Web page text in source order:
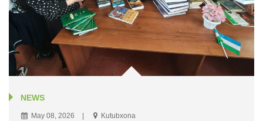
NEWS
May 08, 2026 Kutubxona